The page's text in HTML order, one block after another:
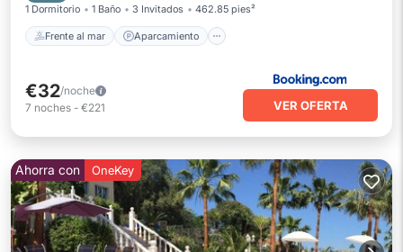
1 Dormitorio 1 Baño 3 Invitados 462.85 pies²
Frente al mar Aparcamiento
€32/noche
7 noches - €221 VER OFERTA
Ahorra con OneKey